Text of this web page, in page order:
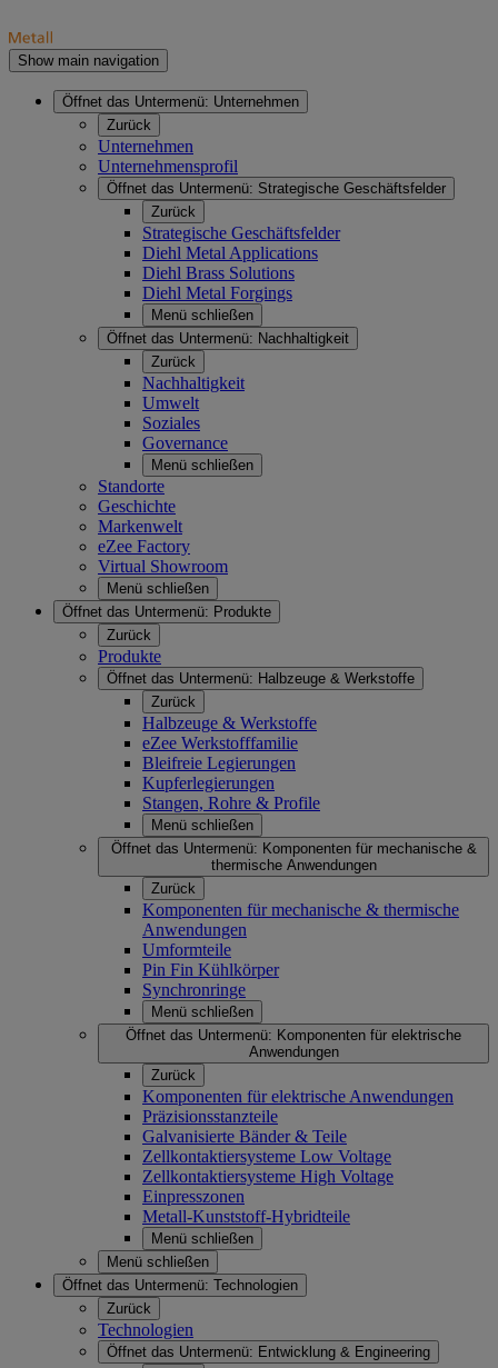
Show main navigation
Öffnet das Untermenü: Unternehmen
Zurück
Unternehmen
Unternehmensprofil
Öffnet das Untermenü: Strategische Geschäftsfelder
Zurück
Strategische Geschäftsfelder
Diehl Metal Applications
Diehl Brass Solutions
Diehl Metal Forgings
Menü schließen
Öffnet das Untermenü: Nachhaltigkeit
Zurück
Nachhaltigkeit
Umwelt
Soziales
Governance
Menü schließen
Standorte
Geschichte
Markenwelt
eZee Factory
Virtual Showroom
Menü schließen
Öffnet das Untermenü: Produkte
Zurück
Produkte
Öffnet das Untermenü: Halbzeuge & Werkstoffe
Zurück
Halbzeuge & Werkstoffe
eZee Werkstofffamilie
Bleifreie Legierungen
Kupferlegierungen
Stangen, Rohre & Profile
Menü schließen
Öffnet das Untermenü: Komponenten für mechanische &
thermische Anwendungen
Zurück
Komponenten für mechanische & thermische
Anwendungen
Umformteile
Pin Fin Kühlkörper
Synchronringe
Menü schließen
Öffnet das Untermenü: Komponenten für elektrische
Anwendungen
Zurück
Komponenten für elektrische Anwendungen
Präzisionsstanzteile
Galvanisierte Bänder & Teile
Zellkontaktiersysteme Low Voltage
Zellkontaktiersysteme High Voltage
Einpresszonen
Metall-Kunststoff-Hybridteile
Menü schließen
Menü schließen
Öffnet das Untermenü: Technologien
Zurück
Technologien
Öffnet das Untermenü: Entwicklung & Engineering